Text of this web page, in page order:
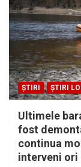
ȘTIRI ȘTIRI
Ultimele
fost
continua
interveni ori